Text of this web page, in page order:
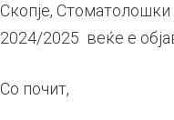
Скопје, Стоматолошки
2024/2025 веќе е
Со почит,